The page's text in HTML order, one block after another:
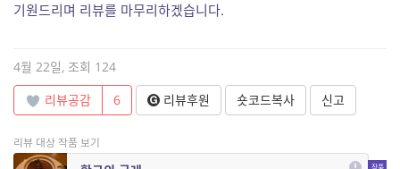
기원드리며 리뷰를 마무리하겠습니다.
4월 22일, 조회 124
리뷰공감
6 리뷰후원 숏코드복사 신고
리뷰 대상 작품 보기